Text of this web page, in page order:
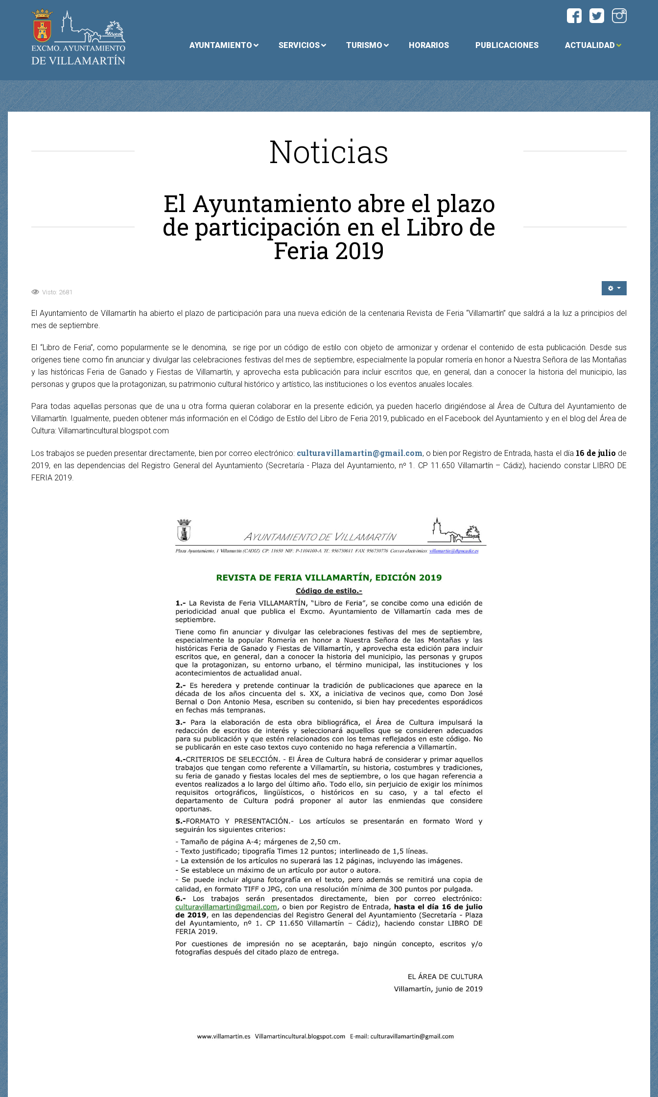
AYUNTAMIENTO SERVICIOS TURISMO HORARIOS PUBLICACIONES ACTUALIDAD
Noticias
El Ayuntamiento abre el plazo
de participación en el Libro de
Feria 2019
Visto: 2681
El Ayuntamiento de Villamartín ha abierto el plazo de participación para una nueva edición de la centenaria Revista de Feria “Villamartín” que saldrá a la luz a principios del
mes de septiembre.
El “Libro de Feria”, como popularmente se le denomina, se rige por un código de estilo con objeto de armonizar y ordenar el contenido de esta publicación. Desde sus
orígenes tiene como fin anunciar y divulgar las celebraciones festivas del mes de septiembre, especialmente la popular romería en honor a Nuestra Señora de las Montañas
y las históricas Feria de Ganado y Fiestas de Villamartín, y aprovecha esta publicación para incluir escritos que, en general, dan a conocer la historia del municipio, las
personas y grupos que la protagonizan, su patrimonio cultural histórico y artístico, las instituciones o los eventos anuales locales.
Para todas aquellas personas que de una u otra forma quieran colaborar en la presente edición, ya pueden hacerlo dirigiéndose al Área de Cultura del Ayuntamiento de
Villamartín. Igualmente, pueden obtener más información en el Código de Estilo del Libro de Feria 2019, publicado en el Facebook del Ayuntamiento y en el blog del Área de
Cultura: Villamartincultural.blogspot.com
Los trabajos se pueden presentar directamente, bien por correo electrónico: culturavillamartin@gmail.com, o bien por Registro de Entrada, hasta el día 16 de julio de
2019, en las dependencias del Registro General del Ayuntamiento (Secretaría - Plaza del Ayuntamiento, nº 1. CP 11.650 Villamartín – Cádiz), haciendo constar LIBRO DE
FERIA 2019.